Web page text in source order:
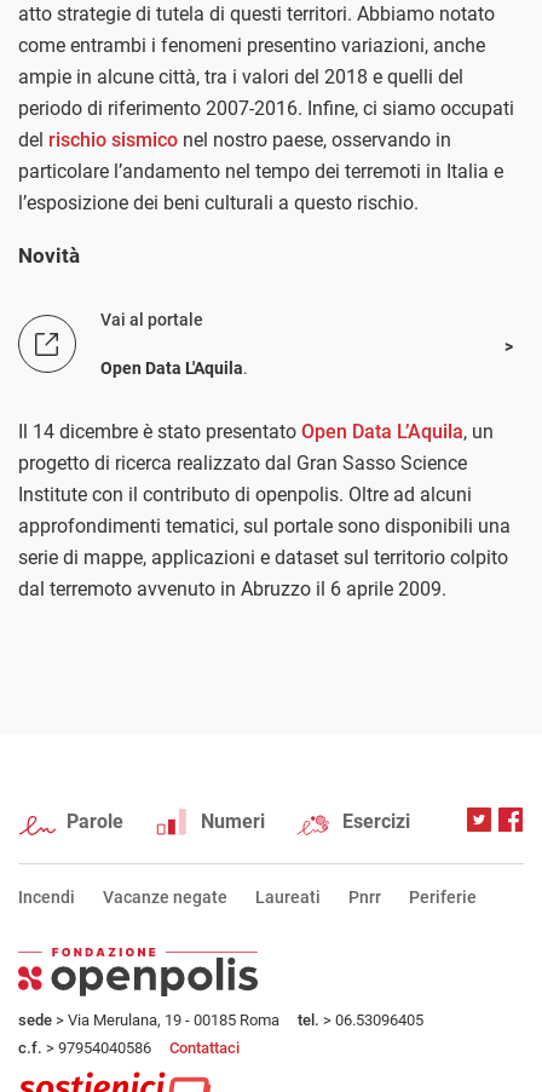
atto strategie di tutela di questi territori. Abbiamo notato
come entrambi i fenomeni presentino variazioni, anche
ampie in alcune città, tra i valori del 2018 e quelli del
periodo di riferimento 2007-2016. Infine, ci siamo occupati
del rischio sismico nel nostro paese, osservando in
particolare l’andamento nel tempo dei terremoti in Italia e
l’esposizione dei beni culturali a questo rischio.
Novità
Vai al portale
Open Data L'Aquila.
Il 14 dicembre è stato presentato Open Data L’Aquila, un
progetto di ricerca realizzato dal Gran Sasso Science
Institute con il contributo di openpolis. Oltre ad alcuni
approfondimenti tematici, sul portale sono disponibili una
serie di mappe, applicazioni e dataset sul territorio colpito
dal terremoto avvenuto in Abruzzo il 6 aprile 2009.
Parole Numeri Esercizi
Incendi Vacanze negate Laureati Pnrr Periferie
sede > Via Merulana, 19 - 00185 Roma tel. > 06.53096405
c.f. > 97954040586 Contattaci